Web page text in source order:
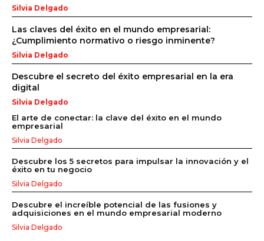
Silvia Delgado
Las claves del éxito en el mundo empresarial:
¿Cumplimiento normativo o riesgo inminente?
Silvia Delgado
Descubre el secreto del éxito empresarial en la era
digital
Silvia Delgado
El arte de conectar: la clave del éxito en el mundo
empresarial
Silvia Delgado
Descubre los 5 secretos para impulsar la innovación y el
éxito en tu negocio
Silvia Delgado
Descubre el increíble potencial de las fusiones y
adquisiciones en el mundo empresarial moderno
Silvia Delgado